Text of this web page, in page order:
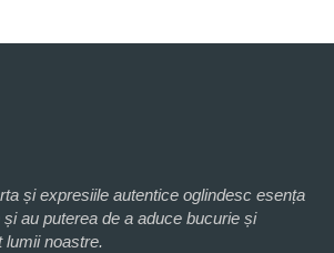
și expresiile autentice oglindesc esența
au puterea de a aduce bucurie și
lumii noastre.